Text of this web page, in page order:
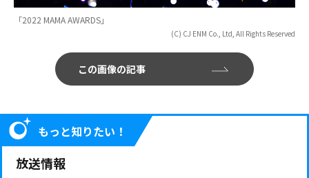
「2022 MAMA AWARDS」
(C) CJ ENM Co., Ltd, All Rights Reserved
この画像の記事
もっと知りたい！
放送情報